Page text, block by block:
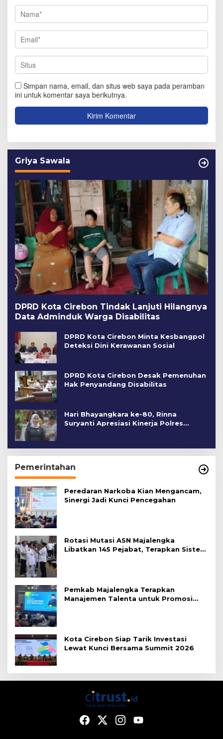
Simpan nama, email, dan situs web saya pada peramban
ini untuk komentar saya berikutnya.
Griya Sawala
DPRD Kota Cirebon Tindak Lanjuti Hilangnya
Data Adminduk Warga Disabilitas
DPRD Kota Cirebon Minta Kesbangpol
Deteksi Dini Kerawanan Sosial
DPRD Kota Cirebon Desak Pemenuhan
Hak Penyandang Disabilitas
Hari Bhayangkara ke-80, Rinna
Suryanti Apresiasi Kinerja Polres
Pemerintahan
Peredaran Narkoba Kian Mengancam,
Sinergi Jadi Kunci Pencegahan
Rotasi Mutasi ASN Majalengka
Libatkan 145 Pejabat, Terapkan Sistem
Pemkab Majalengka Terapkan
Manajemen Talenta untuk Promosi
Kota Cirebon Siap Tarik Investasi
Lewat Kunci Bersama Summit 2026